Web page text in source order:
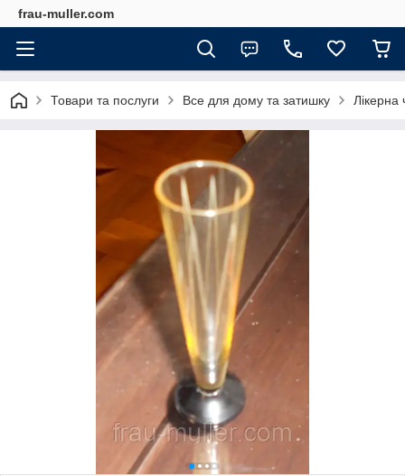
frau-muller.com
Товари та послуги Все для дому та затишку Лікерна